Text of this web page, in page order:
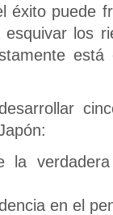
éxito puede
los
la
en el